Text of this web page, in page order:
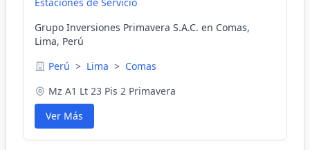
Grupo Inversiones Primavera S.A.C. en Comas,
Lima, Perú
Perú > Lima > Comas
Mz A1 Lt 23 Pis 2 Primavera
Ver Más